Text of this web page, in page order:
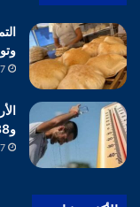
7 أغسطس، 2026
و38 درجة بالقاهرة
7 أغسطس، 2026